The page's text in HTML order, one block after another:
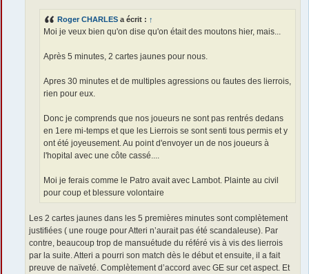
Roger CHARLES a écrit : ↑
Moi je veux bien qu'on dise qu'on était des moutons hier, mais...
Après 5 minutes, 2 cartes jaunes pour nous.
Apres 30 minutes et de multiples agressions ou fautes des lierrois,
rien pour eux.
Donc je comprends que nos joueurs ne sont pas rentrés dedans
en 1ere mi-temps et que les Lierrois se sont senti tous permis et y
ont été joyeusement. Au point d'envoyer un de nos joueurs à
l'hopital avec une côte cassé....
Moi je ferais comme le Patro avait avec Lambot. Plainte au civil
pour coup et blessure volontaire
Les 2 cartes jaunes dans les 5 premières minutes sont complètement
justifiées ( une rouge pour Atteri n’aurait pas été scandaleuse). Par
contre, beaucoup trop de mansuétude du référé vis à vis des lierrois
par la suite. Atteri a pourri son match dès le début et ensuite, il a fait
preuve de naïveté. Complètement d’accord avec GE sur cet aspect. Et